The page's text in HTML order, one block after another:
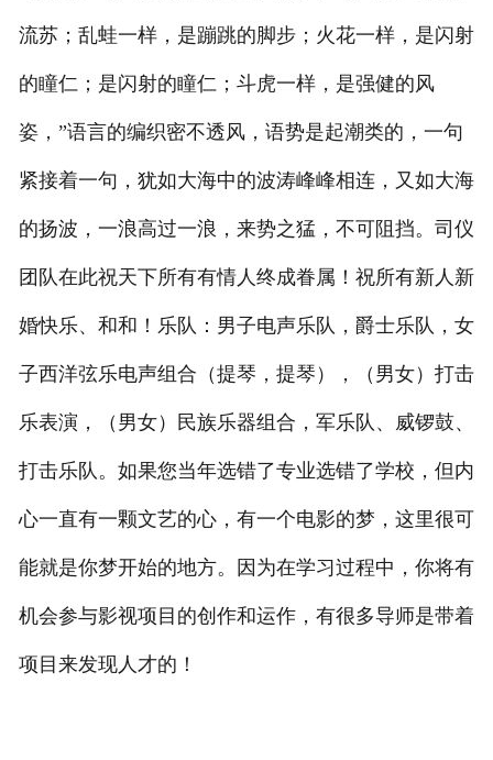
流苏；乱蛙一样，是蹦跳的脚步；火花一样，是闪射
的瞳仁；是闪射的瞳仁；斗虎一样，是强健的风
姿，”语言的编织密不透风，语势是起潮类的，一句
紧接着一句，犹如大海中的波涛峰峰相连，又如大海
的扬波，一浪高过一浪，来势之猛，不可阻挡。司仪
团队在此祝天下所有有情人终成眷属！祝所有新人新
婚快乐、和和！乐队：男子电声乐队，爵士乐队，女
子西洋弦乐电声组合（提琴，提琴），（男女）打击
乐表演，（男女）民族乐器组合，军乐队、威锣鼓、
打击乐队。如果您当年选错了专业选错了学校，但内
心一直有一颗文艺的心，有一个电影的梦，这里很可
能就是你梦开始的地方。因为在学习过程中，你将有
机会参与影视项目的创作和运作，有很多导师是带着
项目来发现人才的！